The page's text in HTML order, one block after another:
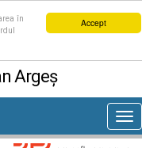
Accept
în
Argeș